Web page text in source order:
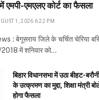
एमपी-एमएलए कोर्ट का फैसला
1, 2026 6:22 PM
: बेगूसराय जिले के चर्चित चेरिया
में शनिवार को…
बिहार विधानसभा में उठा बीहट-
के उत्क्रमण का मुद्दा, शिक्षा मंत्री
होगा फैसला